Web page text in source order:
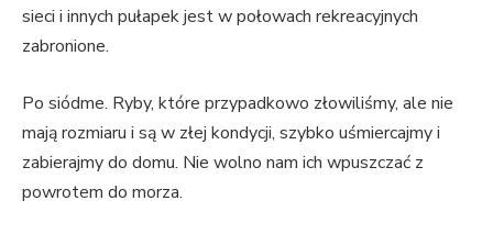
sieci i innych pułapek jest w połowach rekreacyjnych
zabronione.
Po siódme. Ryby, które przypadkowo złowiliśmy, ale nie
mają rozmiaru i są w złej kondycji, szybko uśmiercajmy i
zabierajmy do domu. Nie wolno nam ich wpuszczać z
powrotem do morza.